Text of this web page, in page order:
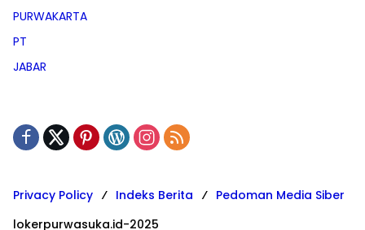
PURWAKARTA
PT
JABAR
Privacy Policy Indeks Berita
Pedoman Media Siber
lokerpurwasuka.id-2025